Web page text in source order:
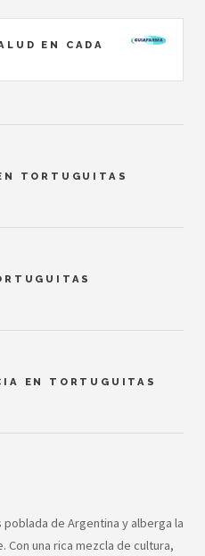
EN CADA
TORTUGUITAS
EN TORTUGUITAS
de Argentina y alberga la
Con una rica mezcla de cultura,